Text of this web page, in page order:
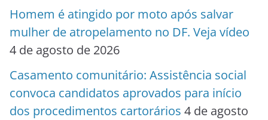
Homem é atingido por moto após salvar
mulher de atropelamento no DF. Veja vídeo
4 de agosto de 2026
Casamento comunitário: Assistência social
convoca candidatos aprovados para início
dos procedimentos cartorários 4 de agosto